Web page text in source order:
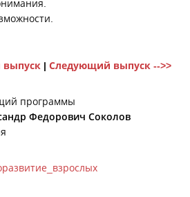
| Следующий выпуск -->>
программы
Федорович Соколов